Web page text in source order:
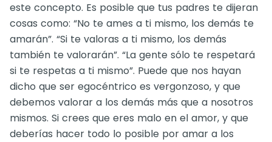
este concepto. Es posible que tus padres te dijeran
cosas como: “No te ames a ti mismo, los demás te
amarán”. “Si te valoras a ti mismo, los demás
también te valorarán”. “La gente sólo te respetará
si te respetas a ti mismo”. Puede que nos hayan
dicho que ser egocéntrico es vergonzoso, y que
debemos valorar a los demás más que a nosotros
mismos. Si crees que eres malo en el amor, y que
deberías hacer todo lo posible por amar a los